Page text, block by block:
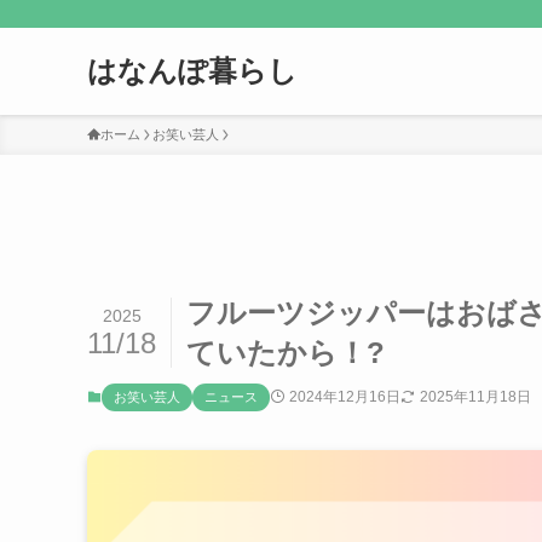
はなんぽ暮らし
ホーム お笑い芸人
フルーツジッパーはおば
ていたから！?
2025
11/18
お笑い芸人 ニュース 2024年12月16日 2025年11月18日